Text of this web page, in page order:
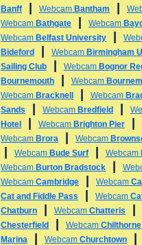
Banff
Webcam Bantham
Webcam Bathgate Webcam
Webcam Belfast University
Bideford
Webcam Birmingham
Sailing Club
Webcam Bognor
Bournemouth
Webcam
Webcam Bracknell Webcam
Sands
Webcam Bredfield
Hotel
Webcam Brighton Pier
Webcam Brora Webcam
Webcam Bude Surf Webcam
Webcam Burton Bradstock
Webcam Cambridge Webcam
Cat and Fiddle Pass
Webcam
Chatburn
Webcam Chatteris
Chesterfield
Webcam Chilthorne
Marina
Webcam Churchtown